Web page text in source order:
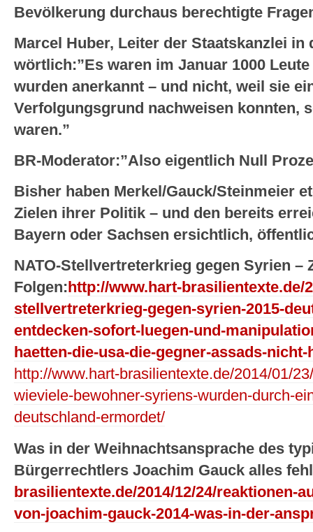
Bevölkerung durchaus berechtigte
Marcel Huber, Leiter der Staatskanzlei in
wörtlich:”Es waren im Januar 1000
wurden anerkannt – und nicht, weil sie
Verfolgungsgrund nachweisen konnten,
waren.”
BR-Moderator:”Also eigentlich Null
Bisher haben Merkel/Gauck/Steinmeier
Zielen ihrer Politik – und den bereits
Bayern oder Sachsen ersichtlich,
NATO-Stellvertreterkrieg gegen Syrien –
Folgen: http://www.hart-brasilientexte.de/
stellvertreterkrieg-gegen-syrien-2015-
entdecken-sofort-luegen-und-
haetten-die-usa-die-gegner-assads-
http://www.hart-brasilientexte.de/2014/01/
wieviele-bewohner-syriens-wurden-durch-
deutschland-ermordet/
Was in der Weihnachtsansprache des
Bürgerrechtlers Joachim Gauck alles
brasilientexte.de/2014/12/24/reaktionen-
von-joachim-gauck-2014-was-in-der-